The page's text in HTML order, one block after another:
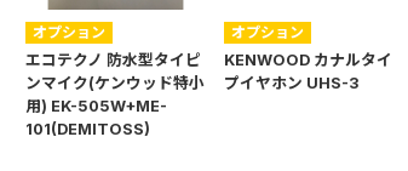
オプション
エコテクノ 防水型タイピ
ンマイク(ケンウッド特小
用) EK-505W+ME-
101(DEMITOSS)
オプション
KENWOOD カナルタイ
プイヤホン UHS-3